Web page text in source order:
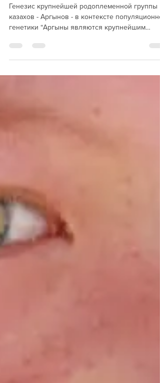
Аргын - Жабагин, Сабитов,
Агджоян
казахов - Аргынов - в контексте
генетики “Аргыны являются крупнейшим